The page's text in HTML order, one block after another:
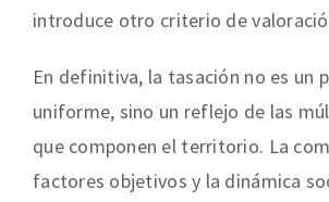
introduce otro criterio de
En definitiva, la tasación no es un
uniforme, sino un reflejo de las
que componen el territorio. La
factores objetivos y la dinámica